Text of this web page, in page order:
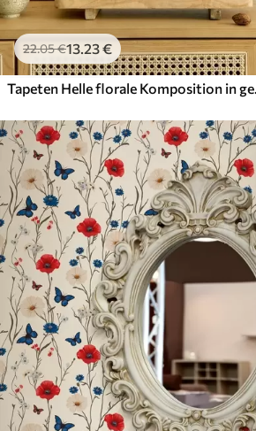
22.05€13.23€